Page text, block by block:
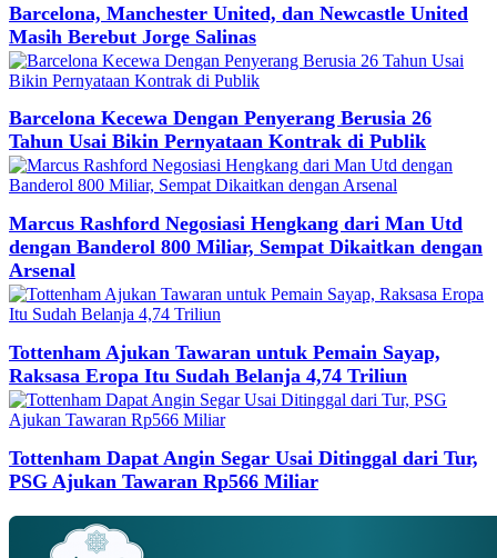
Barcelona, Manchester United, dan Newcastle United
Masih Berebut Jorge Salinas
Barcelona Kecewa Dengan Penyerang Berusia 26
Tahun Usai Bikin Pernyataan Kontrak di Publik
Marcus Rashford Negosiasi Hengkang dari Man Utd
dengan Banderol 800 Miliar, Sempat Dikaitkan dengan
Arsenal
Tottenham Ajukan Tawaran untuk Pemain Sayap,
Raksasa Eropa Itu Sudah Belanja 4,74 Triliun
Tottenham Dapat Angin Segar Usai Ditinggal dari Tur,
PSG Ajukan Tawaran Rp566 Miliar